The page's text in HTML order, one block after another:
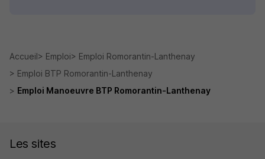
Accueil Emploi
Emploi Romorantin-Lanthenay
Emploi BTP Romorantin-Lanthenay
Emploi Manoeuvre BTP Romorantin-Lanthenay
Les sites